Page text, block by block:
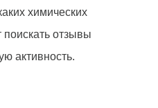
химических
отзывы
активность.